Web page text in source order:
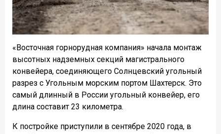
«Восточная горнорудная компания» начала монтаж
высотных надземных секций магистрального
конвейера, соединяющего Солнцевский угольный
разрез с Угольным морским портом Шахтерск. Это
самый длинный в России угольный конвейер, его
длина составит 23 километра.
К постройке приступили в сентябре 2020 года, в